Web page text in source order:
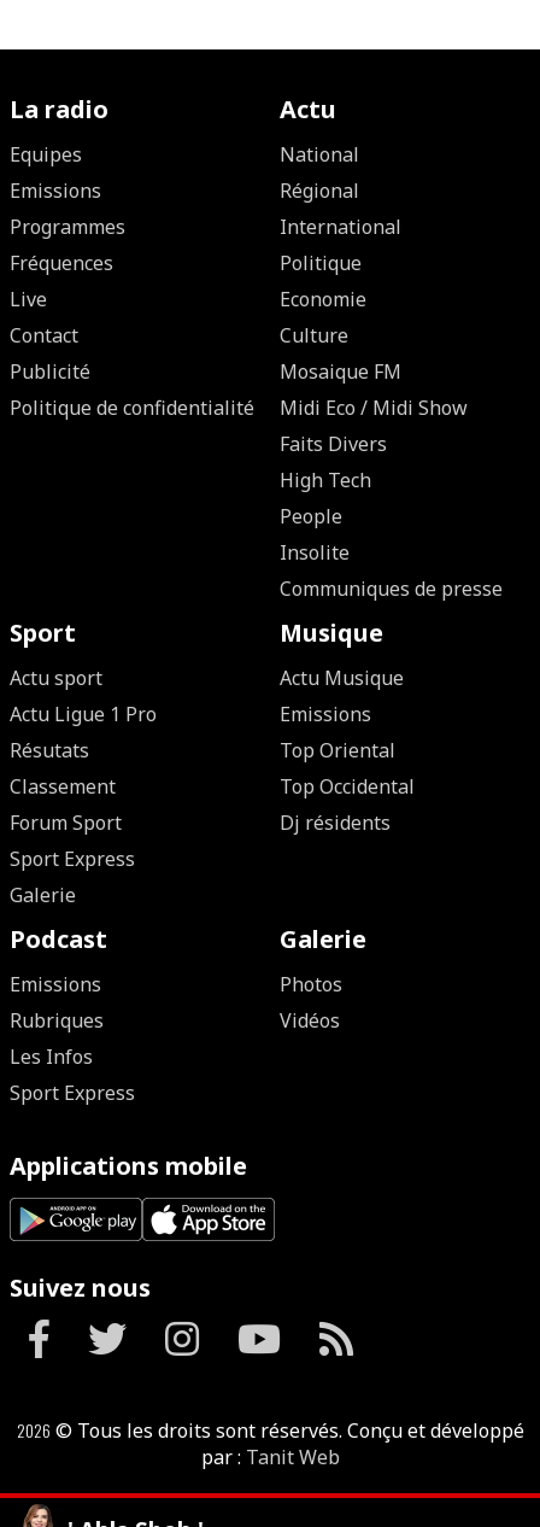
La radio
Equipes
Emissions
Programmes
Fréquences
Live
Contact
Publicité
Politique de confidentialité
Actu
National
Régional
International
Politique
Economie
Culture
Mosaique FM
Midi Eco / Midi Show
Faits Divers
High Tech
People
Insolite
Communiques de presse
Sport
Actu sport
Actu Ligue 1 Pro
Résutats
Classement
Forum Sport
Sport Express
Galerie
Musique
Actu Musique
Emissions
Top Oriental
Top Occidental
Dj résidents
Podcast
Emissions
Rubriques
Les Infos
Sport Express
Galerie
Photos
Vidéos
Applications mobile
Suivez nous
2026 © Tous les droits sont réservés. Conçu et développé
par : Tanit Web